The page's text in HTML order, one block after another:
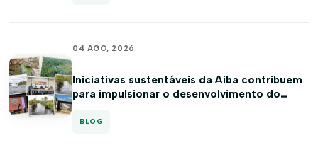
04 AGO, 2026
Iniciativas sustentáveis da Aiba contribuem
para impulsionar o desenvolvimento do
BLOG